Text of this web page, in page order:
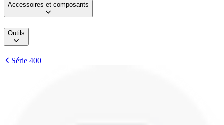
Accessoires et composants
Outils
Série 400